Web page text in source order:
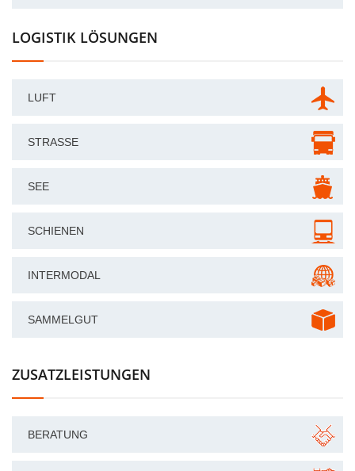
LOGISTIK LÖSUNGEN
LUFT
STRASSE
SEE
SCHIENEN
INTERMODAL
SAMMELGUT
ZUSATZLEISTUNGEN
BERATUNG